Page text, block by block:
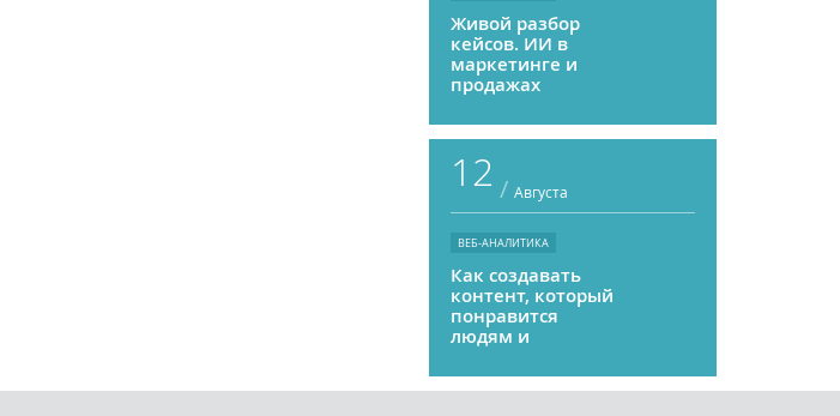
Живой разбор
кейсов. ИИ в
маркетинге и
продажах
12 / Августа
ВЕБ-АНАЛИТИКА
Как создавать
контент, который
понравится
людям и